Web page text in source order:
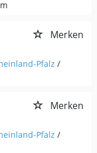
Merken
Pfalz /
Merken
Pfalz /